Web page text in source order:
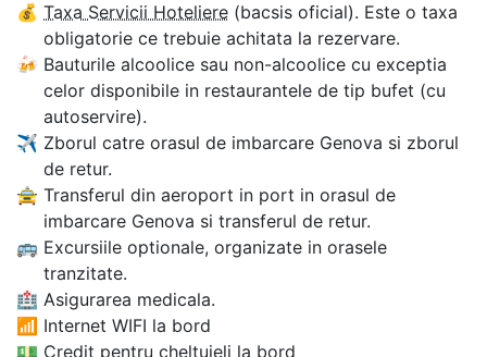
💰 Taxa Servicii Hoteliere (bacsis oficial). Este o taxa
obligatorie ce trebuie achitata la rezervare.
🍻 Bauturile alcoolice sau non-alcoolice cu exceptia
celor disponibile in restaurantele de tip bufet (cu
autoservire).
✈ Zborul catre orasul de imbarcare Genova si zborul
de retur.
🚖 Transferul din aeroport in port in orasul de
imbarcare Genova si transferul de retur.
🚌 Excursiile optionale, organizate in orasele
tranzitate.
🏥 Asigurarea medicala.
📶 Internet WIFI la bord
💵 Credit pentru cheltuieli la bord